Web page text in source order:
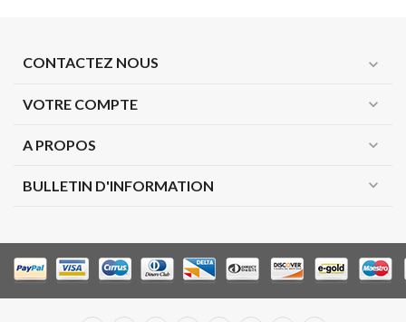
CONTACTEZ NOUS expand_more
VOTRE COMPTE expand_more
A PROPOS expand_more
BULLETIN D'INFORMATION expand_more